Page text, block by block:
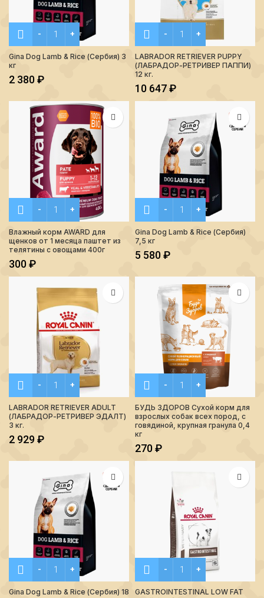
Количество Gina Dog Lamb & Rice (Сербия) 3 кг
Gina Dog Lamb & Rice (Сербия) 3
кг
2 380₽
Количество LABRADOR
LABRADOR RETRIEVER PUPPY
(ЛАБРАДОР-РЕТРИВЕР ПАППИ)
12 кг.
10 647₽
Количество Влажный корм AWARD для щенков от 1
Влажный корм AWARD для
щенков от 1 месяца паштет из
телятины с овощами 400г
300₽
Количество Gina Dog
Gina Dog Lamb & Rice (Сербия)
7,5 кг
5 580₽
Количество LABRADOR RETRIEVER ADULT (ЛАБРАДОР-
LABRADOR RETRIEVER ADULT
(ЛАБРАДОР-РЕТРИВЕР ЭДАЛТ)
3 кг.
2 929₽
Количество БУДЬ ЗДОРОВ
БУДЬ ЗДОРОВ Сухой корм для
взрослых собак всех пород, с
говядиной, крупная гранула 0,4
кг
270₽
Количество Gina Dog Lamb & Rice (Сербия) 18 кг
Gina Dog Lamb & Rice (Сербия) 18
Количество
GASTROINTESTINAL LOW FAT